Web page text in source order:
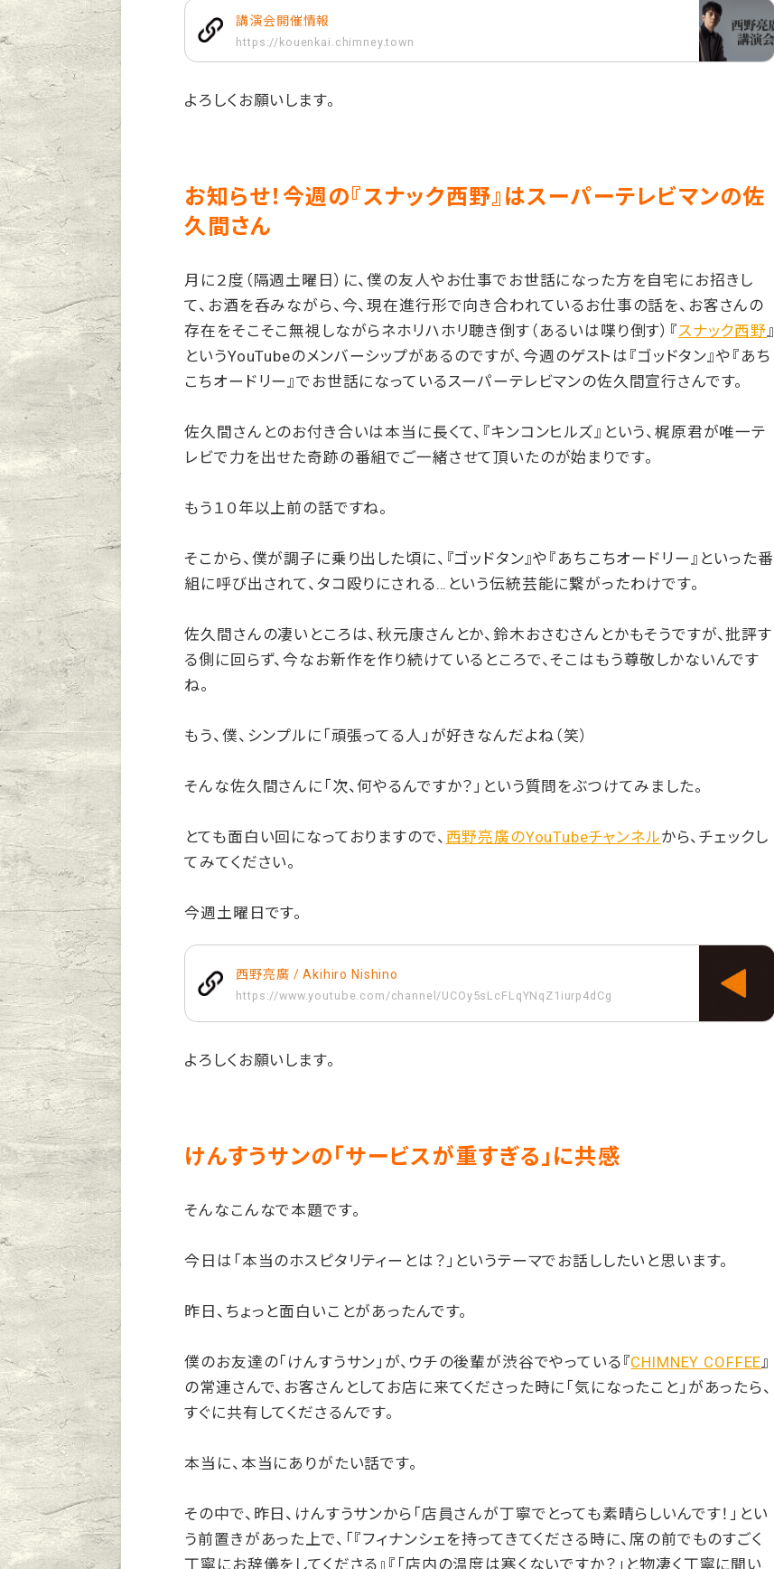
講演会開催情報
https://kouenkai.chimney.town
よろしくお願いします。
お知らせ！今週の『スナック西野』はスーパーテレビマンの佐
久間さん
月に２度（隔週土曜日）に、僕の友人やお仕事でお世話になった方を自宅にお招きし
て、お酒を呑みながら、今、現在進行形で向き合われているお仕事の話を、お客さんの
存在をそこそこ無視しながらネホリハホリ聴き倒す（あるいは喋り倒す）『スナック西野』
というYouTubeのメンバーシップがあるのですが、今週のゲストは『ゴッドタン』や『あち
こちオードリー』でお世話になっているスーパーテレビマンの佐久間宣行さんです。
佐久間さんとのお付き合いは本当に長くて、『キンコンヒルズ』という、梶原君が唯一テ
レビで力を出せた奇跡の番組でご一緒させて頂いたのが始まりです。
もう１０年以上前の話ですね。
そこから、僕が調子に乗り出した頃に、『ゴッドタン』や『あちこちオードリー』といった番
組に呼び出されて、タコ殴りにされる…という伝統芸能に繋がったわけです。
佐久間さんの凄いところは、秋元康さんとか、鈴木おさむさんとかもそうですが、批評す
る側に回らず、今なお新作を作り続けているところで、そこはもう尊敬しかないんです
ね。
もう、僕、シンプルに「頑張ってる人」が好きなんだよね（笑）
そんな佐久間さんに「次、何やるんですか？」という質問をぶつけてみました。
とても面白い回になっておりますので、 西野亮廣のYouTubeチャンネルから、チェックし
てみてください。
今週土曜日です。
西野亮廣 / Akihiro Nishino
https://www.youtube.com/channel/UCOy5sLcFLqYNqZ1iurp4dCg
よろしくお願いします。
けんすうサンの「サービスが重すぎる」に共感
そんなこんなで本題です。
今日は「本当のホスピタリティーとは？」というテーマでお話ししたいと思います。
昨日、ちょっと面白いことがあったんです。
僕のお友達の「けんすうサン」が、ウチの後輩が渋谷でやっている『CHIMNEY COFFEE』
の常連さんで、お客さんとしてお店に来てくださった時に「気になったこと」があったら、
すぐに共有してくださるんです。
本当に、本当にありがたい話です。
その中で、昨日、けんすうサンから「店員さんが丁寧でとっても素晴らしいんです！」とい
う前置きがあった上で、「『フィナンシェを持ってきてくださる時に、席の前でものすごく
丁寧にお辞儀をしてくださる』『「店内の温度は寒くないですか？」と物凄く丁寧に聞い